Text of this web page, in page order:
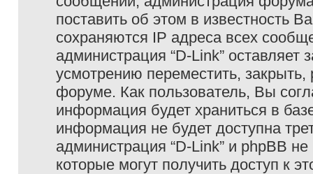
поставить об этом в известность
сохраняются IP адреса всех
администрация “D-Link”
усмотрению переместить,
форуме. Как пользователь, Вы
информация будет храниться в
информация не будет доступна
администрация “D-Link” и phpBB
которые могут получить доступ к